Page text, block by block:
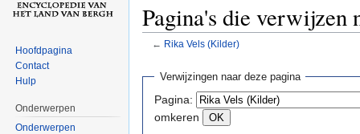
Pagina's die
← Rika Vels (Kilder)
Verwijzingen naar deze pagina
Pagina:
omkeren
Hoofdpagina
Contact
Hulp
Onderwerpen
Onderwerpen